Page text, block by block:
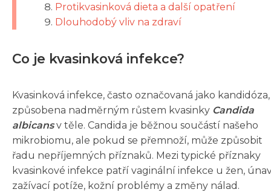
Protikvasinková dieta a další opatření
Dlouhodobý vliv na zdraví
Co je kvasinková infekce?
Kvasinková infekce, často označovaná jako
způsobena nadměrným růstem kvasinky Candida
albicansv těle. Candida je běžnou součástí našeho
mikrobiomu, ale pokud se přemnoží, může způsobit
řadu nepříjemných příznaků. Mezi typické příznaky
kvasinkové infekce patří vaginální infekce u žen,
zažívací potíže, kožní problémy a změny nálad.